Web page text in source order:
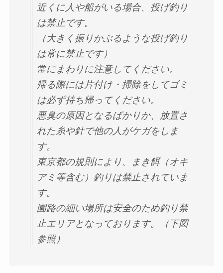
近くに人や船がいる場合、投げ釣り
は禁止です。
（大きく振りかぶるような投げ釣り
は常に禁止です）
常にまわりに注意してください。
帰る際には片付け・掃除をしてゴミ
は必ず持ち帰ってください。
悪臭の原因となるばかりか、放置さ
れた糸や針で他の人がケガをしま
す。
東京都の規則により、まき餌（オキ
アミ等含む）釣りは禁止されていま
す。
園路の細い場所は安全のため釣り禁
止エリアとなっております。（下図
参照）